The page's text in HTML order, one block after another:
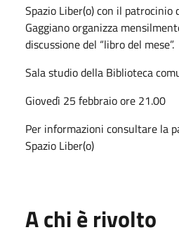
Spazio Liber(o) con il patrocinio
Gaggiano organizza
discussione del “libro del mese”.
Sala studio della Biblioteca
Giovedì 25 febbraio ore 21.00
Per informazioni consultare la
Spazio Liber(o)
A chi è rivolto